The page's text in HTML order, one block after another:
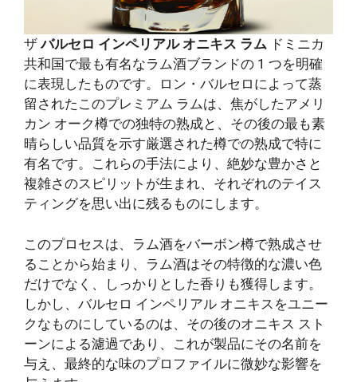
ザバルセロ インペリアル オニキス ラム ドミニカ
共和国で最も有名なラム酒ブランドの 1 つを明確
に表現したものです。ロン・バルセロによって蒸
留されたこのプレミアム ラムは、焦がしたアメリ
カン オーク樽での独特の熟成と、その後の最も素
晴らしい品質を示す厳選された樽での熟成で特に
有名です。これらの手法により、絶妙な豊かさと
複雑さのスピリットが生まれ、それぞれのテイス
ティングを思い出に残るものにします。
このプロセスは、ラム酒をバーボン樽で熟成させ
ることから始まり、ラム酒はその特徴的な濃い色
だけでなく、しっかりとした香りも獲得します。
しかし、バルセロ インペリアル オニキスをユニー
クなものにしているのは、その後のオニキス スト
ーンによる濾過であり、これが製品にその名前を
与え、最終的な味のプロファイルに微妙な影響を